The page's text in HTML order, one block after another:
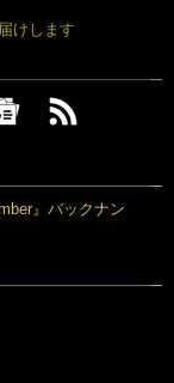
けします
』バックナン